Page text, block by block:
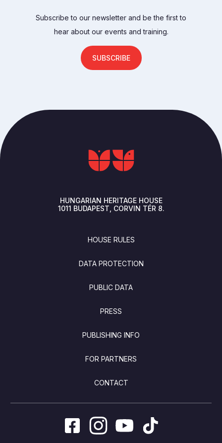
Subscribe to our newsletter and be the first to
hear about our events and training.
SUBSCRIBE
HUNGARIAN HERITAGE HOUSE
1011 BUDAPEST CORVIN TÉR 8.
HOUSE RULES
DATA PROTECTION
PUBLIC DATA
PRESS
PUBLISHING INFO
FOR PARTNERS
CONTACT